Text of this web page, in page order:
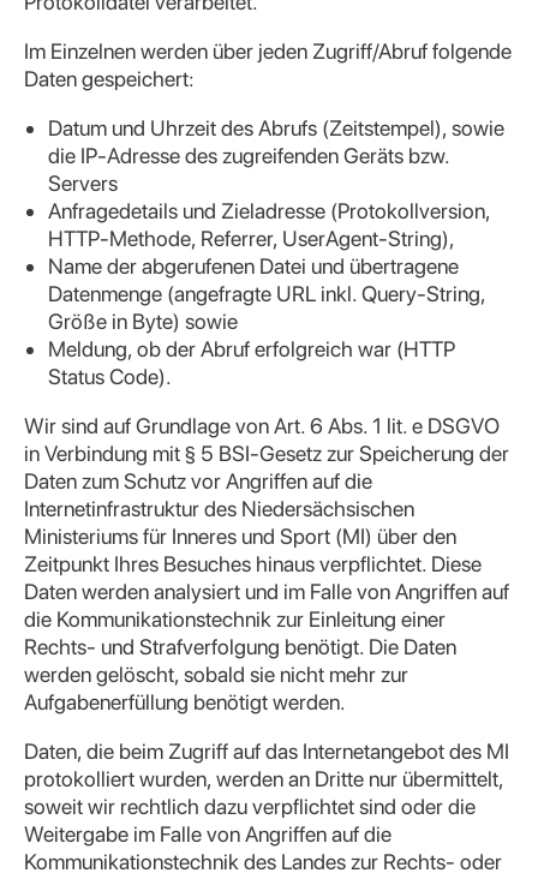
Im Einzelnen werden über jeden Zugriff/Abruf folgende
Daten gespeichert:
Datum und Uhrzeit des Abrufs (Zeitstempel), sowie
die IP-Adresse des zugreifenden Geräts bzw.
Servers
Anfragedetails und Zieladresse (Protokollversion,
HTTP-Methode, Referrer, UserAgent-String),
Name der abgerufenen Datei und übertragene
Datenmenge (angefragte URL inkl. Query-String,
Größe in Byte) sowie
Meldung, ob der Abruf erfolgreich war (HTTP
Status Code).
Wir sind auf Grundlage von Art. 6 Abs. 1 lit. e DSGVO
in Verbindung mit § 5 BSI-Gesetz zur Speicherung der
Daten zum Schutz vor Angriffen auf die
Internetinfrastruktur des Niedersächsischen
Ministeriums für Inneres und Sport (MI) über den
Zeitpunkt Ihres Besuches hinaus verpflichtet. Diese
Daten werden analysiert und im Falle von Angriffen auf
die Kommunikationstechnik zur Einleitung einer
Rechts- und Strafverfolgung benötigt. Die Daten
werden gelöscht, sobald sie nicht mehr zur
Aufgabenerfüllung benötigt werden.
Daten, die beim Zugriff auf das Internetangebot des MI
protokolliert wurden, werden an Dritte nur übermittelt,
soweit wir rechtlich dazu verpflichtet sind oder die
Weitergabe im Falle von Angriffen auf die
Kommunikationstechnik des Landes zur Rechts- oder